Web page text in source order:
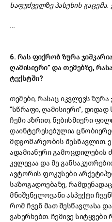
საფუძველზე პასუხის
...
6. რას ფიქრობ ზურა
ღამისიერი” და თემებზე,
ტექსტში?
თემები, რასაც იკვლევს ზურა
“სწრაფი, ღამისიერი”,
ჩემი აზრით, ნებისმიერი
დაინტერესებულია
მდგომარეობის შესწავლით.
ადამიანური
კვლევაა და მე
ავტორის ფოკუსები
საზოგადოებაზე,
მნიშვნელოვანი ასპექტი
რომ ჩვენ მათ შესწავლასა
ვახერხებთ. ჩემივე